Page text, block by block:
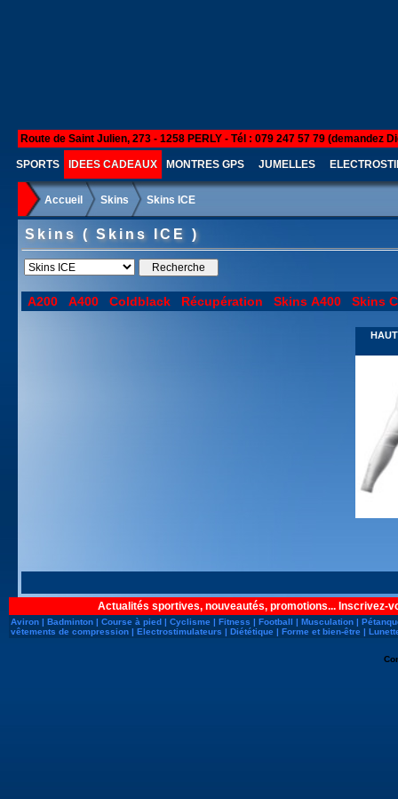
Route de Saint Julien, 273 - 1258 PERLY - Tél : 079 247 57 79 (demandez
SPORTS IDEES CADEAUX MONTRES GPS JUMELLES
Accueil Skins Skins ICE
Skins ( Skins ICE )
A200 A400 Coldblack Récupération Skins A400 Skins
Actualités sportives, nouveautés, promotions... Inscrivez-
Aviron | Badminton | Course à pied | Cyclisme | Fitness | Football | Musculation |
vêtements de compression | Electrostimulateurs | Diététique | Forme et bien-être |